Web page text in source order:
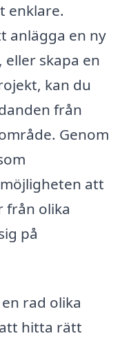
enklare.
anlägga en ny
skapa en
kan du
från
Genom
att
från olika
på
rad olika
hitta rätt